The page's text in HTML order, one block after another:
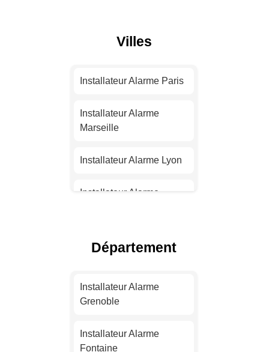
Villes
Installateur Alarme Paris
Installateur Alarme
Marseille
Installateur Alarme Lyon
Installateur Alarme
Installateur Alarme Nice
Nantes
Strasbourg
Département
Installateur Alarme
Grenoble
Installateur Alarme
Fontaine